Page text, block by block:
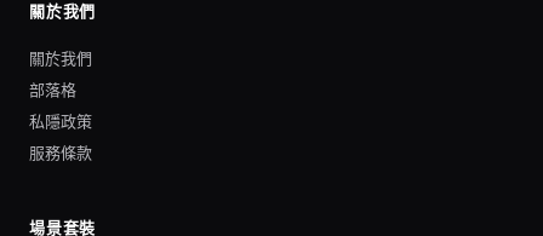
關於我們
關於我們
部落格
私隱政策
服務條款
場景套裝